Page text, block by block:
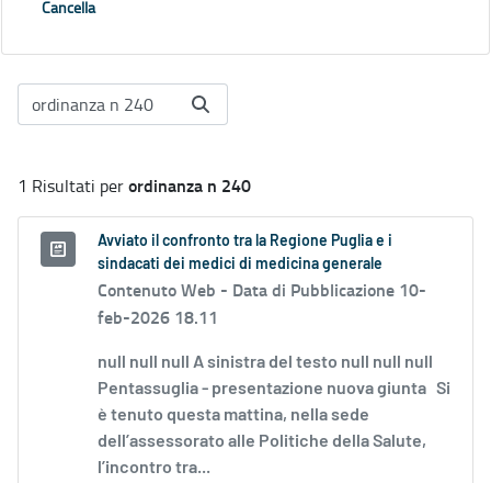
Cancella
1 Risultati perordinanza n 240
Avviato il confronto tra la Regione Puglia e i
sindacati dei medici di medicina generale
Contenuto Web - Data di Pubblicazione 10-
feb-2026 18.11
null null null A sinistra del testo null null null
Pentassuglia - presentazione nuova giunta Si
è tenuto questa mattina, nella sede
dell’assessorato alle Politiche della Salute,
l’incontro tra...